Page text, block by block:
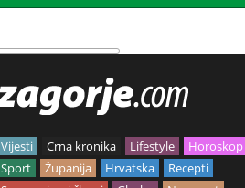
Vijesti Crna kronika Lifestyle
Horoskop
Sport
Županija Hrvatska
Recepti